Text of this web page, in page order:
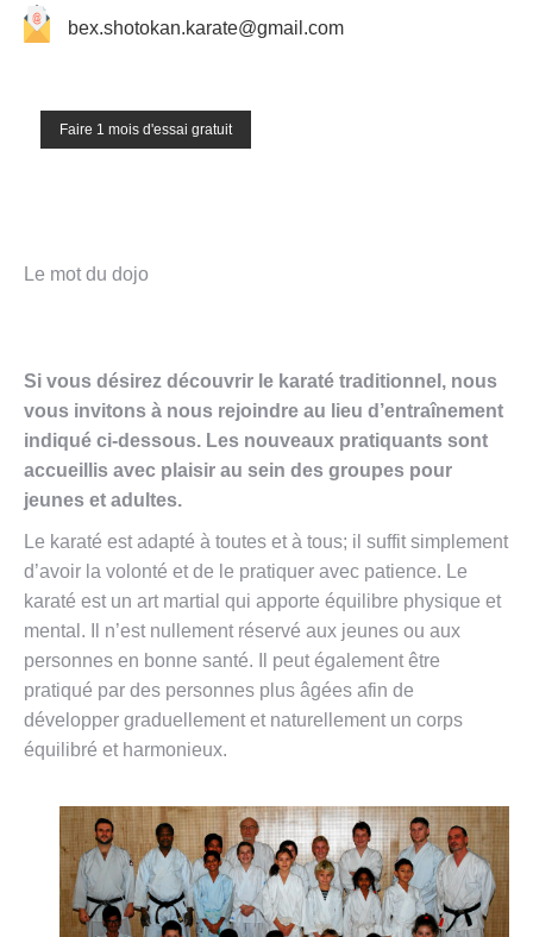
bex.shotokan.karate@gmail.com
Faire 1 mois d'essai gratuit
Le mot du dojo
Si vous désirez découvrir le karaté traditionnel, nous
vous invitons à nous rejoindre au lieu d’entraînement
indiqué ci-dessous. Les nouveaux pratiquants sont
accueillis avec plaisir au sein des groupes pour
jeunes et adultes.
Le karaté est adapté à toutes et à tous; il suffit simplement
d’avoir la volonté et de le pratiquer avec patience. Le
karaté est un art martial qui apporte équilibre physique et
mental. Il n’est nullement réservé aux jeunes ou aux
personnes en bonne santé. Il peut également être
pratiqué par des personnes plus âgées afin de
développer graduellement et naturellement un corps
équilibré et harmonieux.